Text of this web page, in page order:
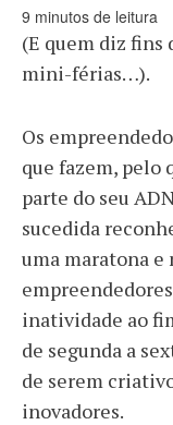
9 minutos de leitura
(E quem diz fins
mini-férias…).
Os
que fazem, pelo
parte do seu
sucedida
uma maratona e
inatividade ao
de segunda a
de serem
inovadores.